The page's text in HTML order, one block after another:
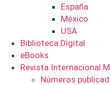
España
México
USA
Biblioteca Digital
eBooks
Revista Internacional
Números